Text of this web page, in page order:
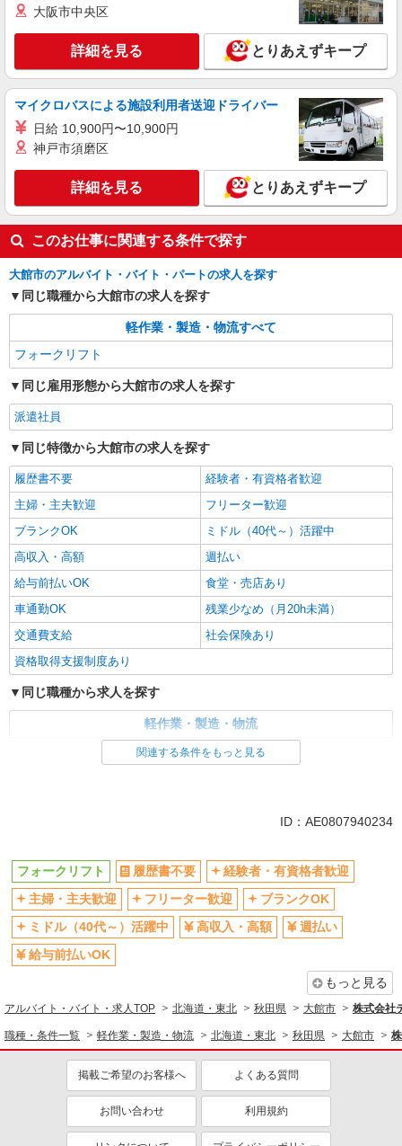
大阪市中央区
詳細を見る とりあえずキープ
マイクロバスによる施設利用者送迎ドライバー
日給 10,900円〜10,900円
神戸市須磨区
詳細を見る とりあえずキープ
このお仕事に関連する条件で探す
大館市のアルバイト・バイト・パートの求人を探す
同じ職種から大館市の求人を探す
軽作業・製造・物流すべて
フォークリフト
同じ雇用形態から大館市の求人を探す
派遣社員
同じ特徴から大館市の求人を探す
履歴書不要
経験者・有資格者歓迎
主婦・主夫歓迎
フリーター歓迎
ブランクOK
ミドル（40代～）活躍中
高収入・高額
週払い
給与前払いOK
食堂・売店あり
車通勤OK
残業少なめ（月20h未満）
交通費支給
社会保険あり
資格取得支援制度あり
同じ職種から求人を探す
軽作業・製造・物流
関連する条件をもっと見る
ID：AE0807940234
フォークリフト 履歴書不要
経験者・有資格者歓迎
主婦・主夫歓迎
フリーター歓迎
ブランクOK
ミドル（40代～）活躍中
高収入・高額
週払い
給与前払いOK
もっと見る
アルバイト・バイト・求人TOP 北海道・東北 秋田県 大館市 株式会社
職種・条件一覧 軽作業・製造・物流 北海道・東北 秋田県 大館市
掲載ご希望のお客様へ よくある質問
お問い合わせ 利用規約